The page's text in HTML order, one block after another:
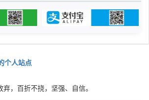
个人站点
弃，百折不挠，坚强、自信。